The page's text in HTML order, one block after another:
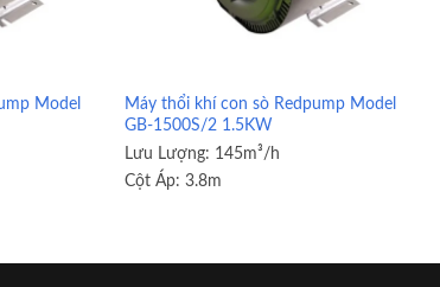
Model
Máy thổi khí con sò Redpump Model
GB-1500S/2 1.5KW
Lưu Lượng: 145m³/h
Cột Áp:3.8m